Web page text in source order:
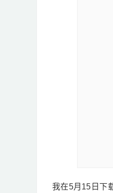
我在5月15日下